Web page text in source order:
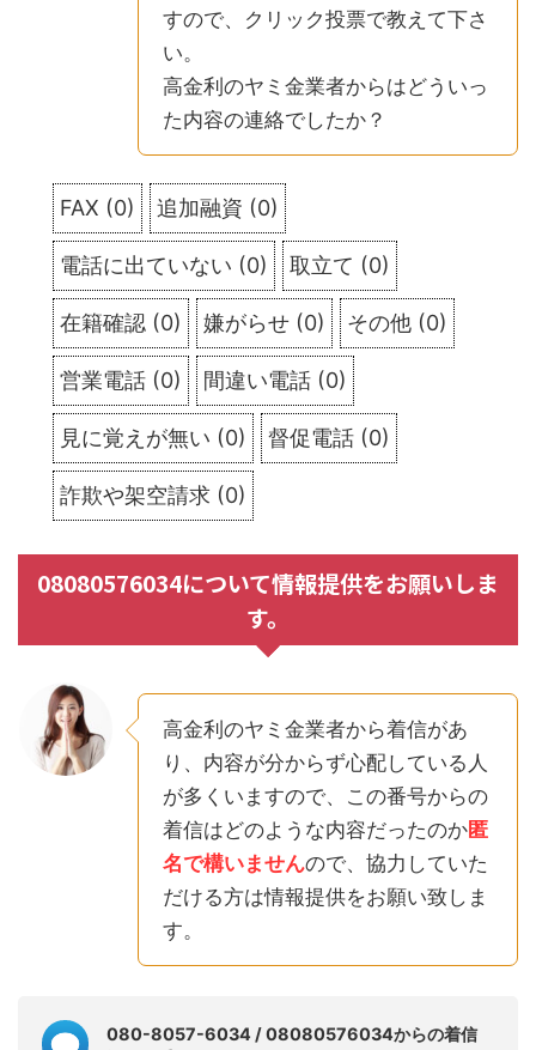
すので、クリック投票で教えて下さ
い。
高金利のヤミ金業者からはどういっ
た内容の連絡でしたか？
FAX (0) 追加融資 (0)
電話に出ていない (0) 取立て (0)
在籍確認 (0) 嫌がらせ (0) その他 (0)
営業電話 (0) 間違い電話 (0)
見に覚えが無い (0) 督促電話 (0)
詐欺や架空請求 (0)
08080576034について情報提供をお願いしま
す。
高金利のヤミ金業者から着信があ
り、内容が分からず心配している人
が多くいますので、この番号からの
着信はどのような内容だったのか匿
名で構いませんので、協力していた
だける方は情報提供をお願い致しま
す。
080-8057-6034 / 08080576034からの着信